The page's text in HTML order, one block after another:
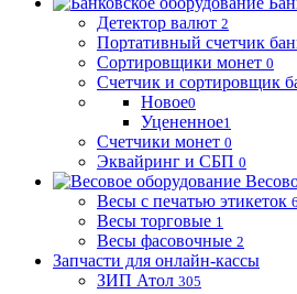
Детектор валют 2
Портативный счетчик
Сортировщики монет 0
Счетчик и сортировщик
Новое0
Уцененное1
Счетчики монет 0
Эквайринг и СБП 0
Весы с печатью этикеток 6
Весы торговые 1
Весы фасовочные 2
Запчасти для онлайн-кассы
ЗИП Атол 305